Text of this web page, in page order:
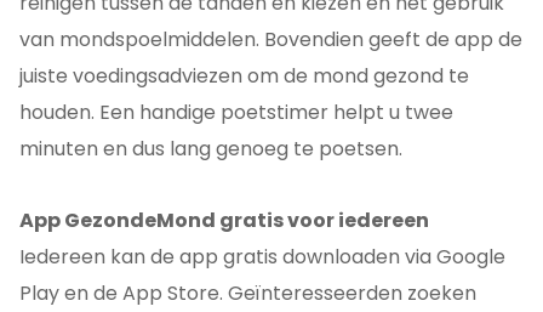
van mondspoelmiddelen. Bovendien geeft de app de
juiste voedingsadviezen om de mond gezond te
houden. Een handige poetstimer helpt u twee
minuten en dus lang genoeg te poetsen.
App GezondeMond gratis voor iedereen
Iedereen kan de app gratis downloaden via Google
Play en de App Store. Geïnteresseerden zoeken